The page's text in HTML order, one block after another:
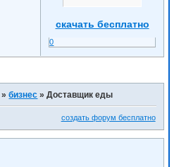
скачать бесплатно
0
»бизнес »Доставщик еды
создать форум бесплатно